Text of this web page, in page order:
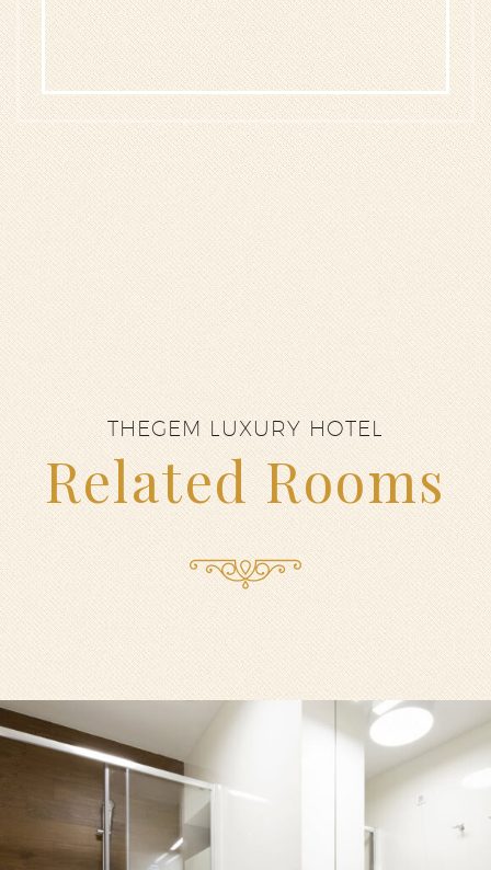
THEGEM LUXURY HOTEL
Related Rooms